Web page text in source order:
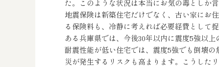
た。このような状況は本当にお気の毒としか
地震保険は新築住宅だけでなく、古い家にお
る保険料も、冷静に考えれば必要経費として
ある兵庫県では、今後30年以内に震度5強以
耐震性能が低い住宅では、震度5強でも倒壊
災が発生するリスクも高まります。こうした